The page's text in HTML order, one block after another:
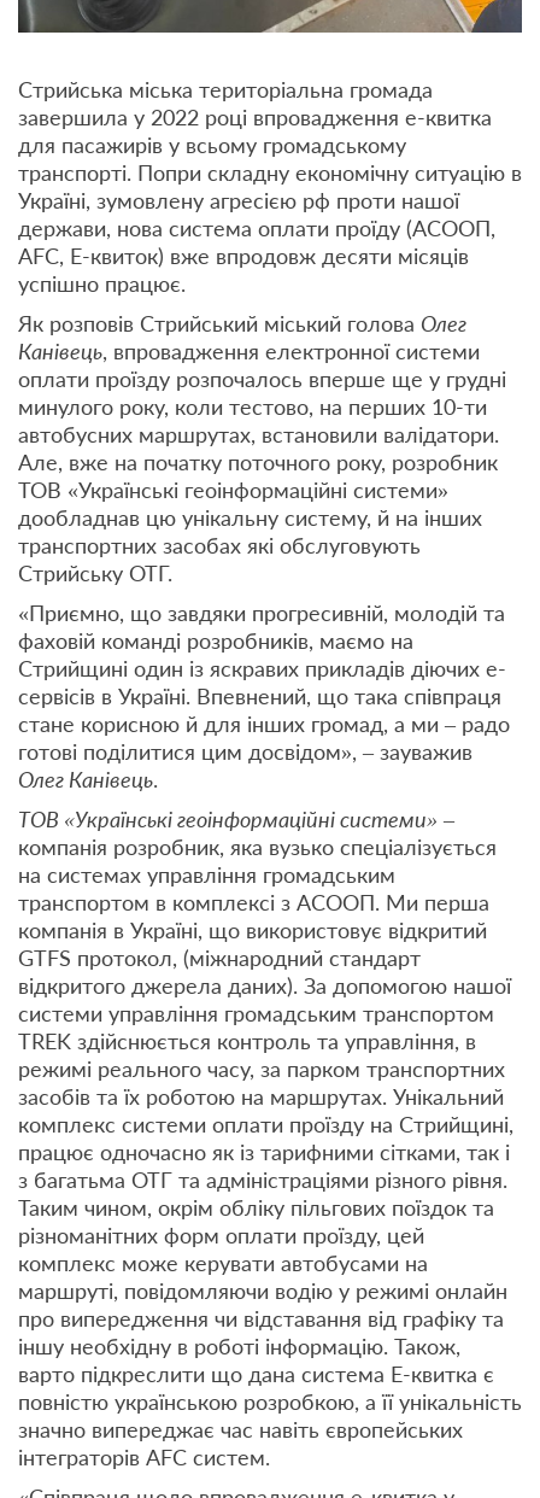
Стрийська міська територіальна громада
завершила у 2022 році впровадження e-квитка
для пасажирів у всьому громадському
транспорті. Попри складну економічну ситуацію в
Україні, зумовлену агресією рф проти нашої
держави, нова система оплати проїду (АСООП,
AFC, Е-квиток) вже впродовж десяти місяців
успішно працює.
Як розповів Стрийський міський голова Олег
Канівець, впровадження електронної системи
оплати проїзду розпочалось вперше ще у грудні
минулого року, коли тестово, на перших 10-ти
автобусних маршрутах, встановили валідатори.
Але, вже на початку поточного року, розробник
ТОВ «Українські геоінформаційні системи»
дообладнав цю унікальну систему, й на інших
транспортних засобах які обслуговують
Стрийську ОТГ.
«Приємно, що завдяки прогресивній, молодій та
фаховій команді розробників, маємо на
Стрийщині один із яскравих прикладів діючих е-
сервісів в Україні. Впевнений, що така співпраця
стане корисною й для інших громад, а ми – радо
готові поділитися цим досвідом», – зауважив
Олег Канівець.
ТОВ «Українські геоінформаційні системи» –
компанія розробник, яка вузько спеціалізується
на системах управління громадським
транспортом в комплексі з АСООП. Ми перша
компанія в Україні, що використовує відкритий
GTFS протокол, (міжнародний стандарт
відкритого джерела даних). За допомогою нашої
системи управління громадським транспортом
TREK здійснюється контроль та управління, в
режимі реального часу, за парком транспортних
засобів та їх роботою на маршрутах. Унікальний
комплекс системи оплати проїзду на Стрийщині,
працює одночасно як із тарифними сітками, так і
з багатьма ОТГ та адміністраціями різного рівня.
Таким чином, окрім обліку пільгових поїздок та
різноманітних форм оплати проїзду, цей
комплекс може керувати автобусами на
маршруті, повідомляючи водію у режимі онлайн
про випередження чи відставання від графіку та
іншу необхідну в роботі інформацію. Також,
варто підкреслити що дана система Е-квитка є
повністю українською розробкою, а її унікальність
значно випереджає час навіть європейських
інтеграторів AFC систем.